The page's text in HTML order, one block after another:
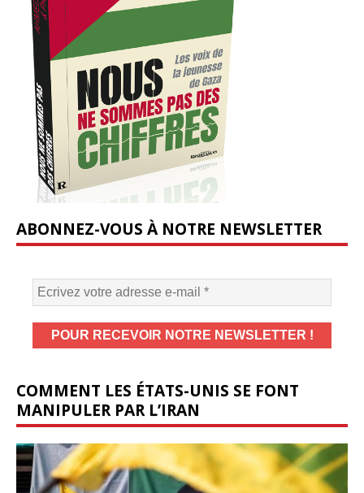
ABONNEZ-VOUS À NOTRE NEWSLETTER
COMMENT LES ÉTATS-UNIS SE FONT
MANIPULER PAR L’IRAN